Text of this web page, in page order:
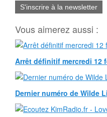
S'inscrire à la newsletter
Vous aimerez aussi :
Arrêt définitif mercredi 12
Dernier numéro de Wilde